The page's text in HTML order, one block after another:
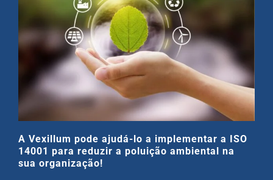
A Vexillum pode ajudá-lo a implementar a ISO
14001 para reduzir a poluição ambiental na
sua organização!